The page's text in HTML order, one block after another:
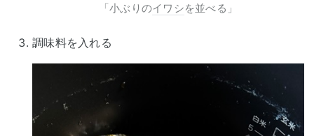
「小ぶりのイワシを並べる」
調味料を入れる